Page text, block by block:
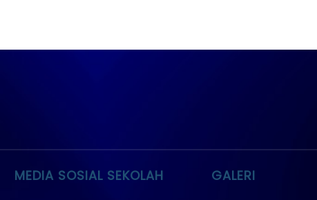
MEDIA SOSIAL SEKOLAH GALERI